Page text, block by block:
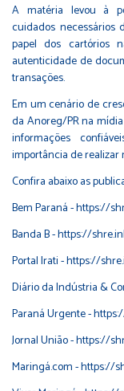
A matéria levou à
cuidados necessários
papel dos cartórios
autenticidade de
transações.
Em um cenário de
da Anoreg/PR na
informações
importância de realizar
Confira abaixo as
Bem Paraná -https://
Banda B -https://
Portal Irati -https://
Diário da Indústria &
Paraná Urgente -
Jornal União -https://
Maringá.com -https://